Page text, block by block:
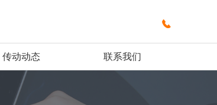

传动动态 联系我们